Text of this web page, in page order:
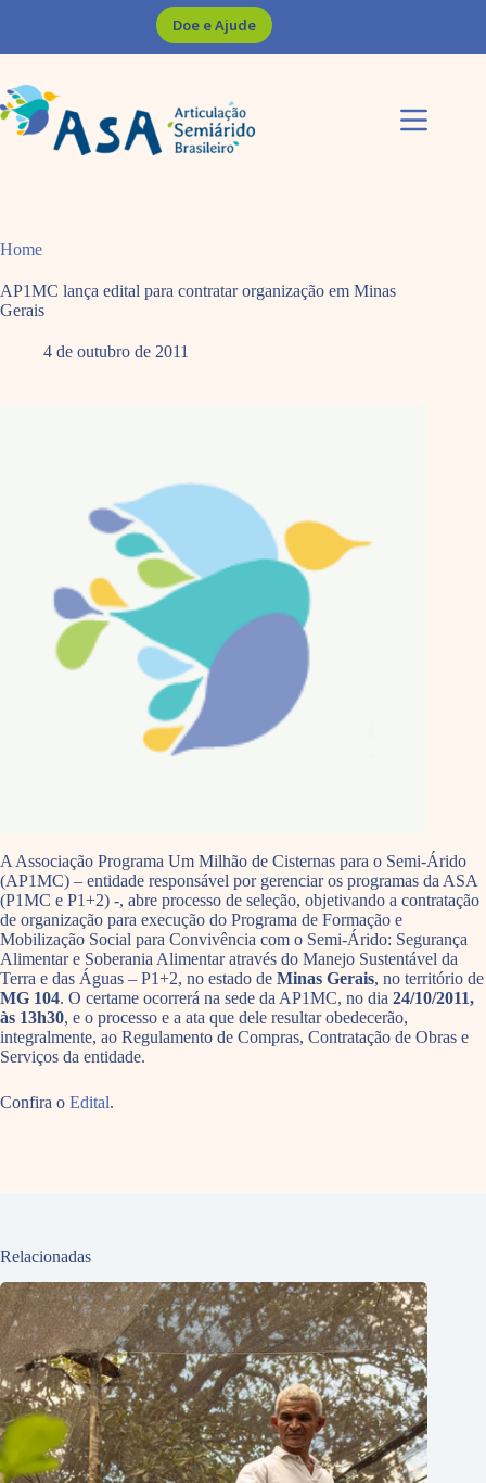
Doe e Ajude
Home
AP1MC lança edital para contratar organização em Minas
Gerais
4 de outubro de 2011
A Associação Programa Um Milhão de Cisternas para o Semi-Árido
(AP1MC) – entidade responsável por gerenciar os programas da ASA
(P1MC e P1+2) -, abre processo de seleção, objetivando a contratação
de organização para execução do Programa de Formação e
Mobilização Social para Convivência com o Semi-Árido: Segurança
Alimentar e Soberania Alimentar através do Manejo Sustentável da
Terra e das Águas – P1+2, no estado de Minas Gerais, no território de
MG 104. O certame ocorrerá na sede da AP1MC, no dia 24/10/2011,
às 13h30, e o processo e a ata que dele resultar obedecerão,
integralmente, ao Regulamento de Compras, Contratação de Obras e
Serviços da entidade.
Confira o Edital.
Relacionadas